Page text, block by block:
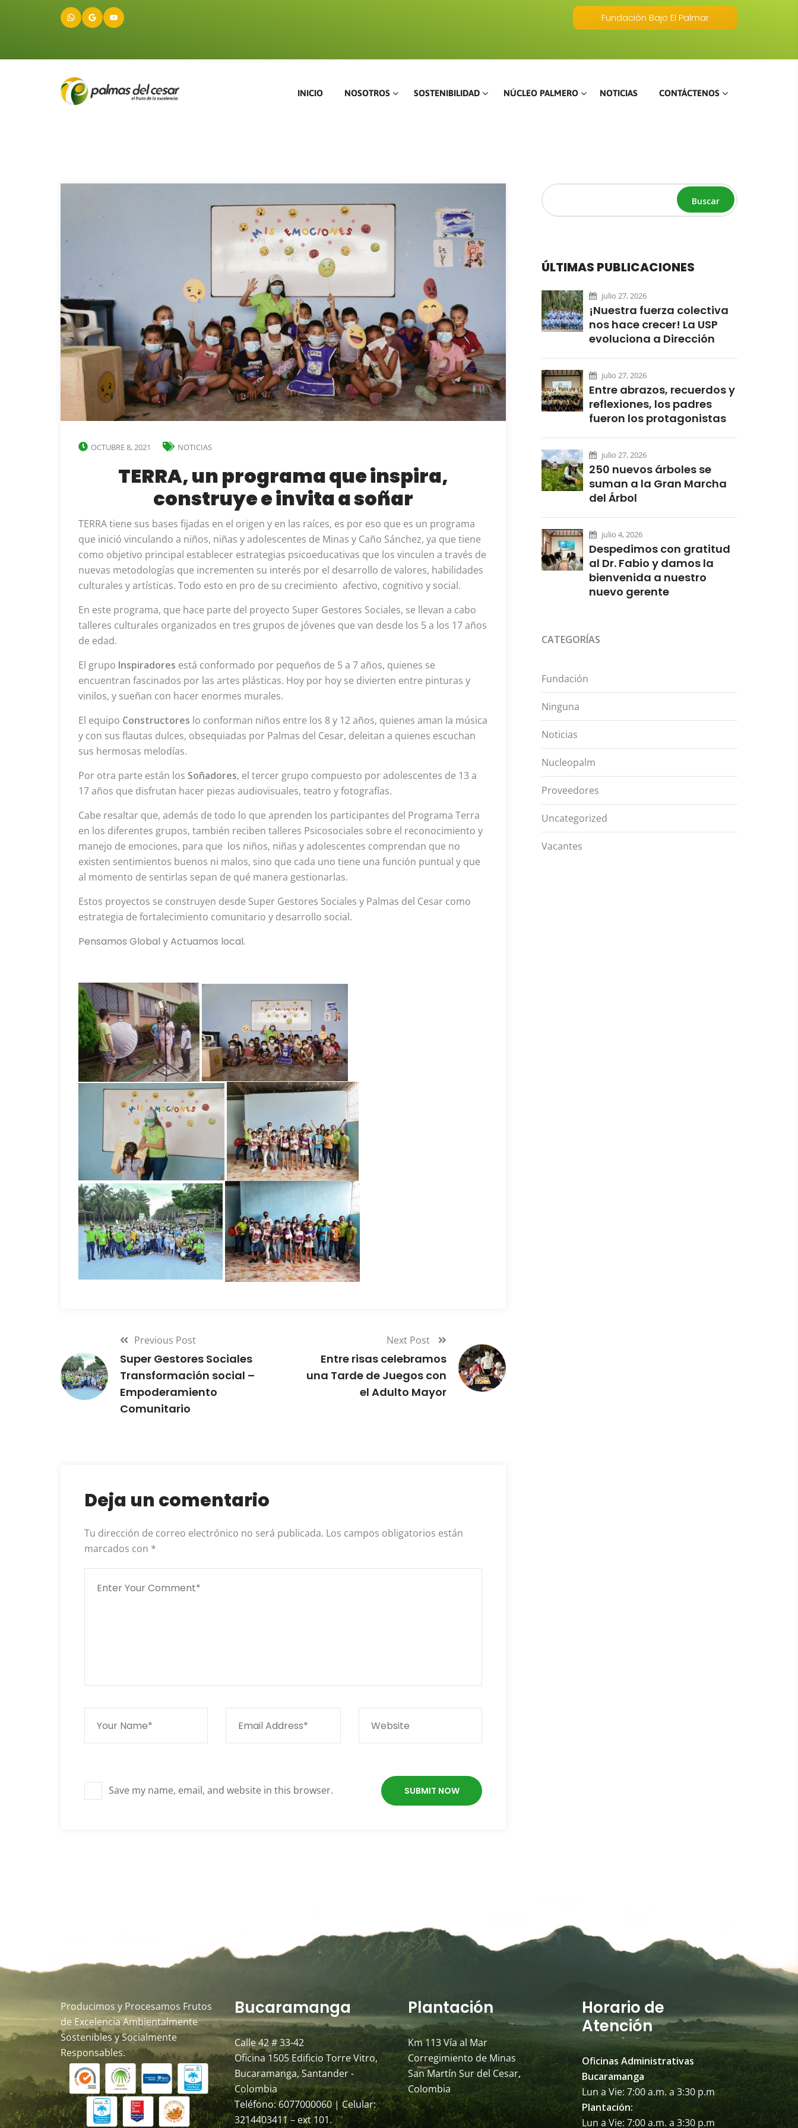
WhatsApp Google YouTube Fundación Bajo El Palmar
INICIO NOSOTROS SOSTENIBILIDAD NÚCLEO PALMERO NOTICIAS CONTÁCTENOS
OCTUBRE 8, 2021 NOTICIAS
TERRA, un programa que inspira,
construye e invita a soñar
TERRA tiene sus bases fijadas en el origen y en las raíces, es por eso que es un programa
que inició vinculando a niños, niñas y adolescentes de Minas y Caño Sánchez, ya que tiene
como objetivo principal establecer estrategias psicoeducativas que los vinculen a través de
nuevas metodologías que incrementen su interés por el desarrollo de valores, habilidades
culturales y artísticas. Todo esto en pro de su crecimiento afectivo, cognitivo y social.
En este programa, que hace parte del proyecto Super Gestores Sociales, se llevan a cabo
talleres culturales organizados en tres grupos de jóvenes que van desde los 5 a los 17 años
de edad.
El grupo Inspiradores está conformado por pequeños de 5 a 7 años, quienes se
encuentran fascinados por las artes plásticas. Hoy por hoy se divierten entre pinturas y
vinilos, y sueñan con hacer enormes murales.
El equipo Constructores lo conforman niños entre los 8 y 12 años, quienes aman la música
y con sus flautas dulces, obsequiadas por Palmas del Cesar, deleitan a quienes escuchan
sus hermosas melodías.
Por otra parte están los Soñadores, el tercer grupo compuesto por adolescentes de 13 a
17 años que disfrutan hacer piezas audiovisuales, teatro y fotografías.
Cabe resaltar que, además de todo lo que aprenden los participantes del Programa Terra
en los diferentes grupos, también reciben talleres Psicosociales sobre el reconocimiento y
manejo de emociones, para que los niños, niñas y adolescentes comprendan que no
existen sentimientos buenos ni malos, sino que cada uno tiene una función puntual y que
al momento de sentirlas sepan de qué manera gestionarlas.
Estos proyectos se construyen desde Super Gestores Sociales y Palmas del Cesar como
estrategia de fortalecimiento comunitario y desarrollo social.
Pensamos Global y Actuamos local.
Previous Post
Super Gestores Sociales
Transformación social –
Empoderamiento
Comunitario
Next Post
Entre risas celebramos
una Tarde de Juegos con
el Adulto Mayor
Deja un comentario
Tu dirección de correo electrónico no será publicada. Los campos obligatorios están
marcados con *
Save my name, email, and website in this browser.
Buscar
ÚLTIMAS PUBLICACIONES
julio 27, 2026
¡Nuestra fuerza colectiva
nos hace crecer! La USP
evoluciona a Dirección
julio 27, 2026
Entre abrazos, recuerdos y
reflexiones, los padres
fueron los protagonistas
julio 27, 2026
250 nuevos árboles se
suman a la Gran Marcha
del Árbol
julio 4, 2026
Despedimos con gratitud
al Dr. Fabio y damos la
bienvenida a nuestro
nuevo gerente
CATEGORÍAS
Fundación
Ninguna
Noticias
Nucleopalm
Proveedores
Uncategorized
Vacantes
Producimos y Procesamos Frutos
de Excelencia Ambientalmente
Sostenibles y Socialmente
Responsables.
Bucaramanga
Calle 42 # 33-42
Oficina 1505 Edificio Torre Vitro,
Bucaramanga, Santander -
Colombia
Teléfono: 6077000060 | Celular:
3214403411 – ext 101.
Plantación
Km 113 Vía al Mar
Corregimiento de Minas
San Martín Sur del Cesar,
Colombia
Horario de
Atención
Oficinas Administrativas
Bucaramanga
Lun a Vie: 7:00 a.m. a 3:30 p.m
Plantación:
Lun a Vie: 7:00 a.m. a 3:30 p.m